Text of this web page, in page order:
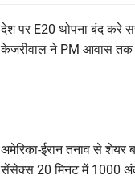
देश पर E20 थोपना बंद करे
केजरीवाल ने PM आवास तक
अमेरिका-ईरान तनाव से शेयर
सेंसेक्स 20 मिनट में 1000